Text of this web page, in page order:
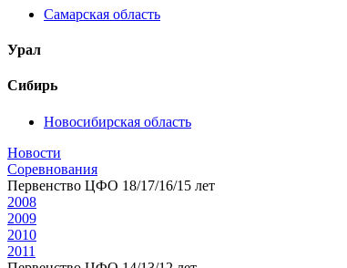
Самарская область
Урал
Сибирь
Новосибирская область
Новости
Соревнования
Первенство ЦФО 18/17/16/15 лет
2008
2009
2010
2011